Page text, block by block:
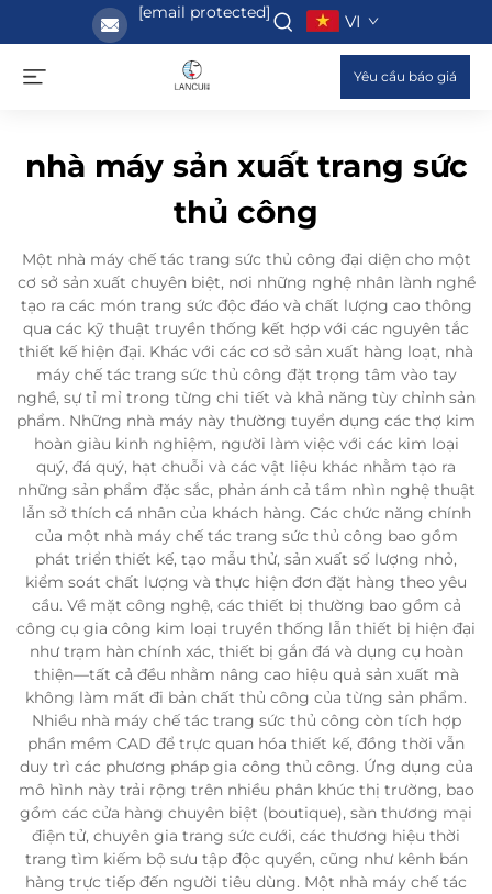
[email protected] VI
Yêu cầu báo giá
nhà máy sản xuất trang sức
thủ công
Một nhà máy chế tác trang sức thủ công đại diện cho một
cơ sở sản xuất chuyên biệt, nơi những nghệ nhân lành nghề
tạo ra các món trang sức độc đáo và chất lượng cao thông
qua các kỹ thuật truyền thống kết hợp với các nguyên tắc
thiết kế hiện đại. Khác với các cơ sở sản xuất hàng loạt, nhà
máy chế tác trang sức thủ công đặt trọng tâm vào tay
nghề, sự tỉ mỉ trong từng chi tiết và khả năng tùy chỉnh sản
phẩm. Những nhà máy này thường tuyển dụng các thợ kim
hoàn giàu kinh nghiệm, người làm việc với các kim loại
quý, đá quý, hạt chuỗi và các vật liệu khác nhằm tạo ra
những sản phẩm đặc sắc, phản ánh cả tầm nhìn nghệ thuật
lẫn sở thích cá nhân của khách hàng. Các chức năng chính
của một nhà máy chế tác trang sức thủ công bao gồm
phát triển thiết kế, tạo mẫu thử, sản xuất số lượng nhỏ,
kiểm soát chất lượng và thực hiện đơn đặt hàng theo yêu
cầu. Về mặt công nghệ, các thiết bị thường bao gồm cả
công cụ gia công kim loại truyền thống lẫn thiết bị hiện đại
như trạm hàn chính xác, thiết bị gắn đá và dụng cụ hoàn
thiện—tất cả đều nhằm nâng cao hiệu quả sản xuất mà
không làm mất đi bản chất thủ công của từng sản phẩm.
Nhiều nhà máy chế tác trang sức thủ công còn tích hợp
phần mềm CAD để trực quan hóa thiết kế, đồng thời vẫn
duy trì các phương pháp gia công thủ công. Ứng dụng của
mô hình này trải rộng trên nhiều phân khúc thị trường, bao
gồm các cửa hàng chuyên biệt (boutique), sàn thương mại
điện tử, chuyên gia trang sức cưới, các thương hiệu thời
trang tìm kiếm bộ sưu tập độc quyền, cũng như kênh bán
hàng trực tiếp đến người tiêu dùng. Một nhà máy chế tác